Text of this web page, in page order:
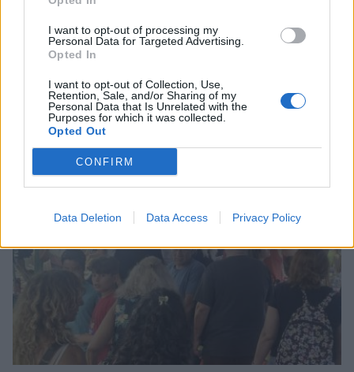
I want to opt-out of processing my
Personal Data for Targeted Advertising.
Opted In
I want to opt-out of Collection, Use,
Retention, Sale, and/or Sharing of my
Personal Data that Is Unrelated with the
Purposes for which it was collected.
Opted Out
CONFIRM
Data Deletion Data Access Privacy Policy
Σχετικά Άρθρα